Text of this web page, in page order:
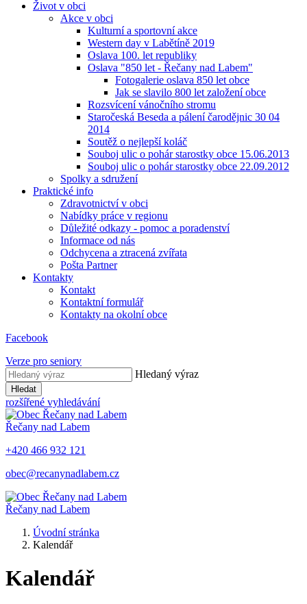
Život v obci
Akce v obci
Kulturní a sportovní akce
Western day v Labětíně 2019
Oslava 100. let republiky
Oslava "850 let - Řečany nad Labem"
Fotogalerie oslava 850 let obce
Jak se slavilo 800 let založení obce
Rozsvícení vánočního stromu
Staročeská Beseda a pálení čarodějnic 30 04
2014
Soutěž o nejlepší koláč
Souboj ulic o pohár starostky obce 15.06.2013
Souboj ulic o pohár starostky obce 22.09.2012
Spolky a sdružení
Praktické info
Zdravotnictví v obci
Nabídky práce v regionu
Důležité odkazy - pomoc a poradenství
Informace od nás
Odchycena a ztracená zvířata
Pošta Partner
Kontakty
Kontakt
Kontaktní formulář
Kontakty na okolní obce
Facebook
Verze pro seniory
Hledaný výraz
Hledat
rozšířené vyhledávání
Řečany nad Labem
+420 466 932 121
obec@recanynadlabem.cz
Řečany nad Labem
Úvodní stránka
Kalendář
Kalendář